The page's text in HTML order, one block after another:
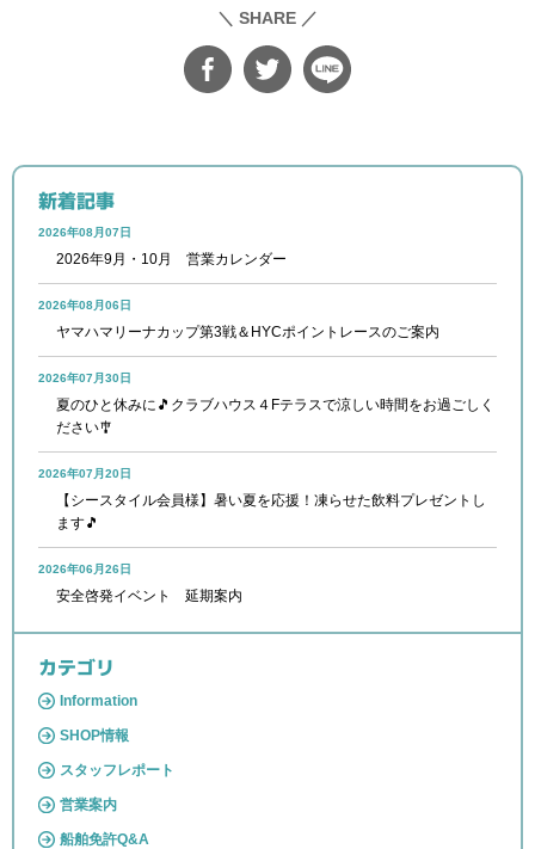
＼ SHARE ／
新着記事
2026年08月07日
2026年9月・10月 営業カレンダー
2026年08月06日
ヤマハマリーナカップ第3戦＆HYCポイントレースのご案内
2026年07月30日
夏のひと休みに🎵クラブハウス４Fテラスで涼しい時間をお過ごしく
ださい🎐
2026年07月20日
【シースタイル会員様】暑い夏を応援！凍らせた飲料プレゼントし
ます🎵
2026年06月26日
安全啓発イベント 延期案内
カテゴリ
Information
SHOP情報
スタッフレポート
営業案内
船舶免許Q&A